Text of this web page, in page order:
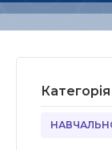
Категорія